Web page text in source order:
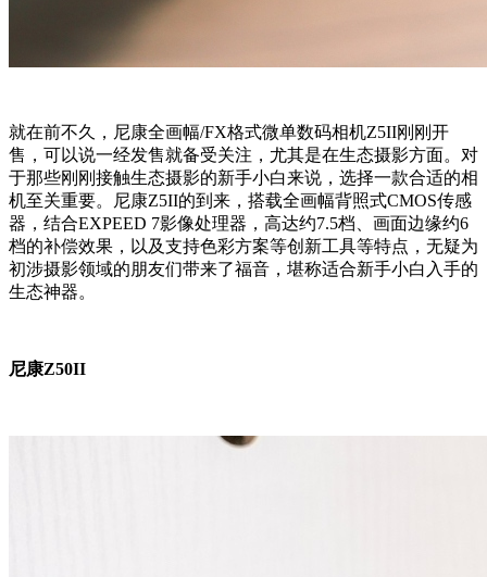
就在前不久，尼康全画幅/FX格式微单数码相机Z5II刚刚开
售，可以说一经发售就备受关注，尤其是在生态摄影方面。对
于那些刚刚接触生态摄影的新手小白来说，选择一款合适的相
机至关重要。尼康Z5II的到来，搭载全画幅背照式CMOS传感
器，结合EXPEED 7影像处理器，高达约7.5档、画面边缘约6
档的补偿效果，以及支持色彩方案等创新工具等特点，无疑为
初涉摄影领域的朋友们带来了福音，堪称适合新手小白入手的
生态神器。
尼康Z50II